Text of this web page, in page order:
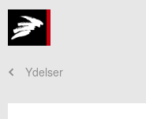
Ydelser